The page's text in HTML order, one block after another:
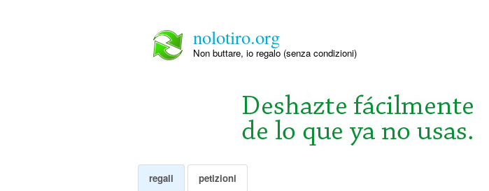
nolotiro.org
Non buttare, io regalo (senza condizioni)
regali petizioni